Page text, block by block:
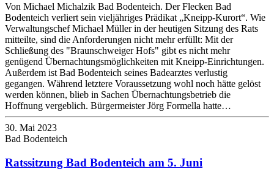
Von Michael Michalzik Bad Bodenteich. Der Flecken Bad
Bodenteich verliert sein vieljähriges Prädikat „Kneipp-Kurort“. Wie
Verwaltungschef Michael Müller in der heutigen Sitzung des Rats
mitteilte, sind die Anforderungen nicht mehr erfüllt: Mit der
Schließung des "Braunschweiger Hofs" gibt es nicht mehr
genügend Übernachtungsmöglichkeiten mit Kneipp-Einrichtungen.
Außerdem ist Bad Bodenteich seines Badearztes verlustig
gegangen. Während letztere Voraussetzung wohl noch hätte gelöst
werden können, blieb in Sachen Übernachtungsbetrieb die
Hoffnung vergeblich. Bürgermeister Jörg Formella hatte…
30. Mai 2023
Bad Bodenteich
Ratssitzung Bad Bodenteich am 5. Juni